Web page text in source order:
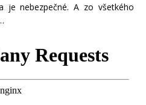
je nebezpečné. A zo všetkého